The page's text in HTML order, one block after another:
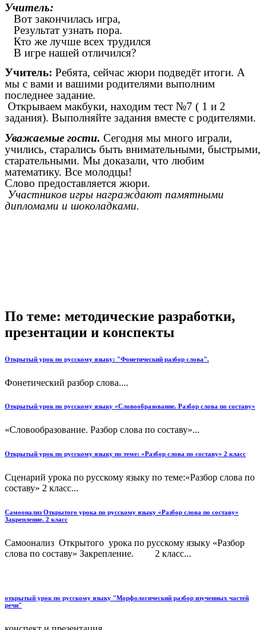
Учитель:
Вот закончилась игра,
Результат узнать пора.
Кто же лучше всех трудился
В игре нашей отличился?
Учитель: Ребята, сейчас жюри подведёт итоги. А
мы с вами и вашими родителями выполним
последнее задание.
Открываем макбуки, находим тест №7 ( 1 и 2
задания). Выполняйте задания вместе с родителями.
Уважаемые гости. Сегодня мы много играли,
учились, старались быть внимательными, быстрыми,
старательными. Мы доказали, что любим
математику. Все молодцы!
Слово предоставляется жюри.
Участников игры награждают памятными
дипломами и шоколадками.
По теме: методические разработки,
презентации и конспекты
Открытый урок по русскому языку: "Фонетический разбор слова".
Фонетический разбор слова....
Открытый урок по русскому языку «Словообразование. Разбор слова по составу»
«Словообразование. Разбор слова по составу»...
Открытый урок по русскому языку по теме: «Разбор слова по составу» 2 класс
Сценарий урока по русскому языку по теме:«Разбор слова по
составу» 2 класс...
Самоонализ Открытого урока по русскому языку «Разбор слова по составу»
Закрепление. 2 класс
Самоонализ Открытого урока по русскому языку «Разбор
слова по составу» Закрепление. 2 класс...
открытый урок по русскому языку "Морфологический разбор изученных частей
речи"